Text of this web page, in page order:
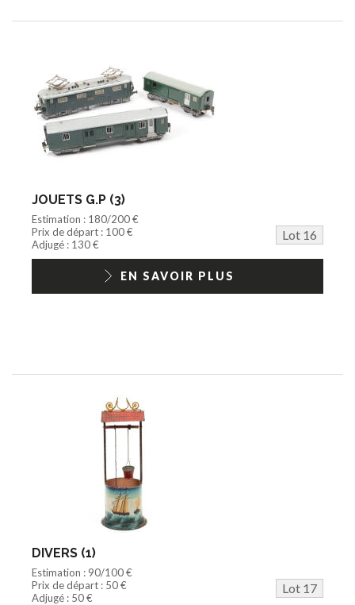
JOUETS G.P (3)
Estimation : 180/200 €
Prix de départ : 100 €
Lot 16
Adjugé : 130 €
EN SAVOIR PLUS
DIVERS (1)
Estimation : 90/100 €
Prix de départ : 50 €
Lot 17
Adjugé : 50 €